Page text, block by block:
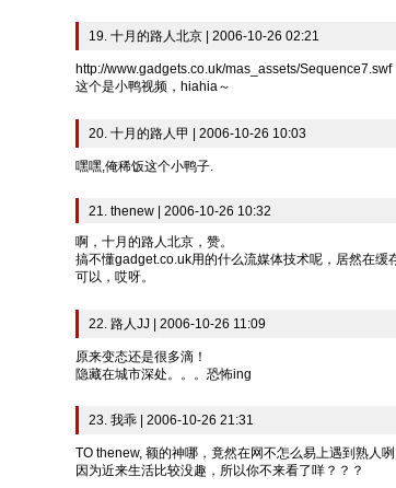
19. 十月的路人北京 | 2006-10-26 02:21
http://www.gadgets.co.uk/mas_assets/Sequence7.swf
这个是小鸭视频，hiahia～
20. 十月的路人甲 | 2006-10-26 10:03
嘿嘿,俺稀饭这个小鸭子.
21. thenew | 2006-10-26 10:32
啊，十月的路人北京，赞。
搞不懂gadget.co.uk用的什么流媒体技术呢，居然在
可以，哎呀。
22. 路人JJ | 2006-10-26 11:09
原来变态还是很多滴！
隐藏在城市深处。。。恐怖ing
23. 我乖 | 2006-10-26 21:31
TO thenew, 额的神哪，竟然在网不怎么易上遇到熟人
因为近来生活比较没趣，所以你不来看了咩？？？